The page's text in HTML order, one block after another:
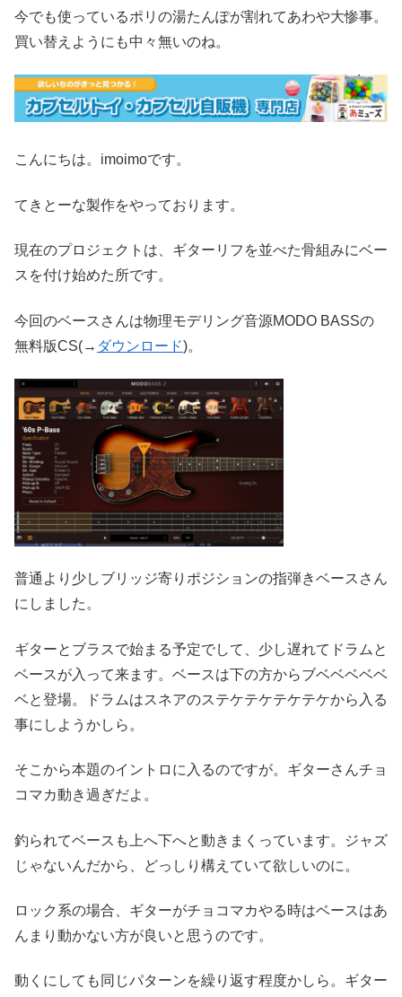
今でも使っているポリの湯たんぽが割れてあわや大惨事。
買い替えようにも中々無いのね。
こんにちは。imoimoです。
てきとーな製作をやっております。
現在のプロジェクトは、ギターリフを並べた骨組みにベー
スを付け始めた所です。
今回のベースさんは物理モデリング音源MODO BASSの
無料版CS(→ ダウンロード)。
普通より少しブリッジ寄りポジションの指弾きベースさん
にしました。
ギターとブラスで始まる予定でして、少し遅れてドラムと
ベースが入って来ます。ベースは下の方からブベベベベベ
ベと登場。ドラムはスネアのステケテケテケテケから入る
事にしようかしら。
そこから本題のイントロに入るのですが。ギターさんチョ
コマカ動き過ぎだよ。
釣られてベースも上へ下へと動きまくっています。ジャズ
じゃないんだから、どっしり構えていて欲しいのに。
ロック系の場合、ギターがチョコマカやる時はベースはあ
んまり動かない方が良いと思うのです。
動くにしても同じパターンを繰り返す程度かしら。ギター